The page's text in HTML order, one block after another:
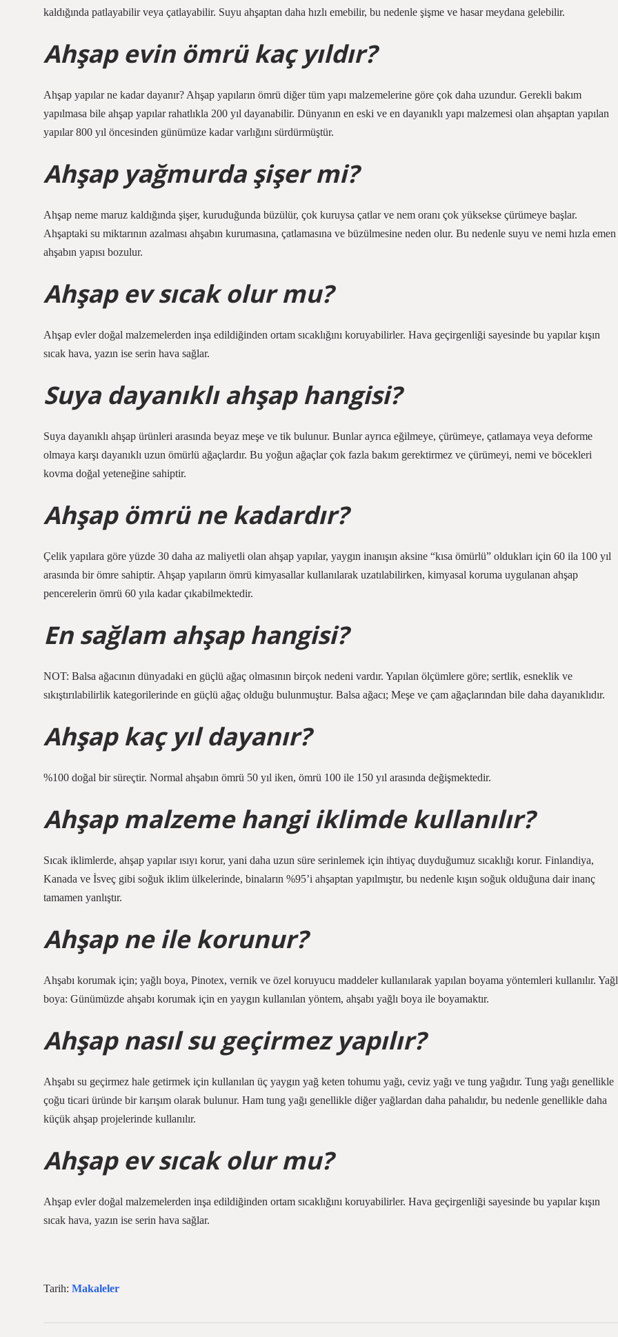
kaldığında patlayabilir veya çatlayabilir. Suyu ahşaptan daha hızlı emebilir, bu nedenle şişme ve hasar meydana gelebilir.
Ahşap evin ömrü kaç yıldır?
Ahşap yapılar ne kadar dayanır? Ahşap yapıların ömrü diğer tüm yapı malzemelerine göre çok daha uzundur. Gerekli bakım
yapılmasa bile ahşap yapılar rahatlıkla 200 yıl dayanabilir. Dünyanın en eski ve en dayanıklı yapı malzemesi olan ahşaptan yapılan
yapılar 800 yıl öncesinden günümüze kadar varlığını sürdürmüştür.
Ahşap yağmurda şişer mi?
Ahşap neme maruz kaldığında şişer, kuruduğunda büzülür, çok kuruysa çatlar ve nem oranı çok yüksekse çürümeye başlar.
Ahşaptaki su miktarının azalması ahşabın kurumasına, çatlamasına ve büzülmesine neden olur. Bu nedenle suyu ve nemi hızla emen
ahşabın yapısı bozulur.
Ahşap ev sıcak olur mu?
Ahşap evler doğal malzemelerden inşa edildiğinden ortam sıcaklığını koruyabilirler. Hava geçirgenliği sayesinde bu yapılar kışın
sıcak hava, yazın ise serin hava sağlar.
Suya dayanıklı ahşap hangisi?
Suya dayanıklı ahşap ürünleri arasında beyaz meşe ve tik bulunur. Bunlar ayrıca eğilmeye, çürümeye, çatlamaya veya deforme
olmaya karşı dayanıklı uzun ömürlü ağaçlardır. Bu yoğun ağaçlar çok fazla bakım gerektirmez ve çürümeyi, nemi ve böcekleri
kovma doğal yeteneğine sahiptir.
Ahşap ömrü ne kadardır?
Çelik yapılara göre yüzde 30 daha az maliyetli olan ahşap yapılar, yaygın inanışın aksine “kısa ömürlü” oldukları için 60 ila 100 yıl
arasında bir ömre sahiptir. Ahşap yapıların ömrü kimyasallar kullanılarak uzatılabilirken, kimyasal koruma uygulanan ahşap
pencerelerin ömrü 60 yıla kadar çıkabilmektedir.
En sağlam ahşap hangisi?
NOT: Balsa ağacının dünyadaki en güçlü ağaç olmasının birçok nedeni vardır. Yapılan ölçümlere göre; sertlik, esneklik ve
sıkıştırılabilirlik kategorilerinde en güçlü ağaç olduğu bulunmuştur. Balsa ağacı; Meşe ve çam ağaçlarından bile daha dayanıklıdır.
Ahşap kaç yıl dayanır?
%100 doğal bir süreçtir. Normal ahşabın ömrü 50 yıl iken, ömrü 100 ile 150 yıl arasında değişmektedir.
Ahşap malzeme hangi iklimde kullanılır?
Sıcak iklimlerde, ahşap yapılar ısıyı korur, yani daha uzun süre serinlemek için ihtiyaç duyduğumuz sıcaklığı korur. Finlandiya,
Kanada ve İsveç gibi soğuk iklim ülkelerinde, binaların %95’i ahşaptan yapılmıştır, bu nedenle kışın soğuk olduğuna dair inanç
tamamen yanlıştır.
Ahşap ne ile korunur?
Ahşabı korumak için; yağlı boya, Pinotex, vernik ve özel koruyucu maddeler kullanılarak yapılan boyama yöntemleri kullanılır.
boya: Günümüzde ahşabı korumak için en yaygın kullanılan yöntem, ahşabı yağlı boya ile boyamaktır.
Ahşap nasıl su geçirmez yapılır?
Ahşabı su geçirmez hale getirmek için kullanılan üç yaygın yağ keten tohumu yağı, ceviz yağı ve tung yağıdır. Tung yağı genellikle
çoğu ticari üründe bir karışım olarak bulunur. Ham tung yağı genellikle diğer yağlardan daha pahalıdır, bu nedenle genellikle daha
küçük ahşap projelerinde kullanılır.
Ahşap ev sıcak olur mu?
Ahşap evler doğal malzemelerden inşa edildiğinden ortam sıcaklığını koruyabilirler. Hava geçirgenliği sayesinde bu yapılar kışın
sıcak hava, yazın ise serin hava sağlar.
Tarih: Makaleler